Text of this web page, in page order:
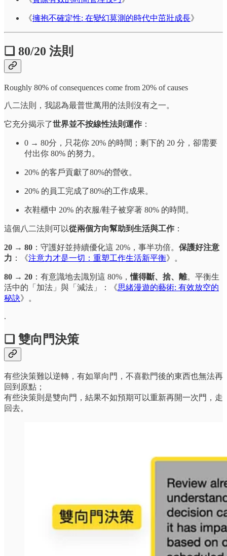
《擁抱不確定性: 在變幻莫測的時代中茁壯成長》
❏ 80/20 法則
Roughly 80% of consequences come from 20% of causes
八二法則，我認為最普世萬用的法則沒有之一。
它充分揭示了世界並不按線性法則運作 ：
0 → 80分，只花你 20% 的時間；剩下的 20 分，卻需要
付出你 80% 的努力。
20% 的客戶貢獻了80%的營收。
20% 的員工完成了80%的工作成果。
衣鞋櫃中 20% 的衣服/鞋子被穿著 80% 的時間。
這個八二法則可以從兩個方向幫助到生活與工作 ：
20 → 80 ：守護好並持續優化這 20%，事半功倍。 保護好注意
力 ：《注意力才是一切：重塑工作生活新平衡》。
80 → 20 ：有意識地去識別這 80%，懂得斷、捨、離。平衡生
活中的「加法」與「減法」：《思緒漫遊的藝術: 有效放空的
秘訣》。
.
❏ 雙向門決策
有些決策難以逆轉，有如單向門，不喜歡門後的東西也無法再
回到原點；
有些決策則是雙向門，結果不如預期可以重新再開一次門，走
回去。